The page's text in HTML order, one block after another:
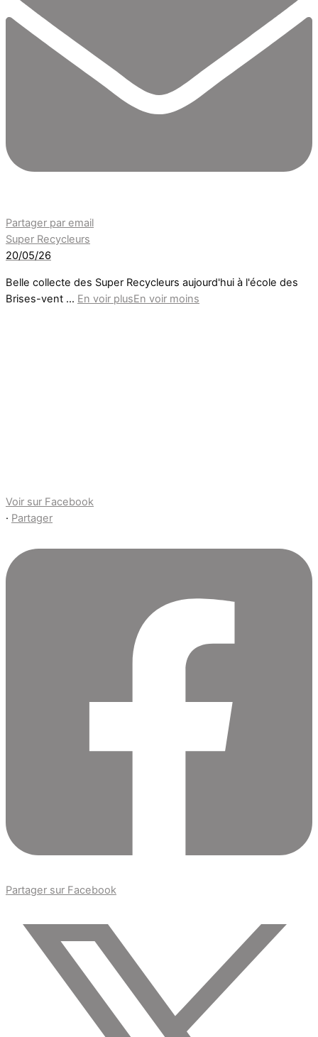
Partager par email
Super Recycleurs
20/05/26
Belle collecte des Super Recycleurs aujourd'hui à l'école des
Brises-vent ... En voir plusEn voir moins
Voir sur Facebook
· Partager
Partager sur Facebook